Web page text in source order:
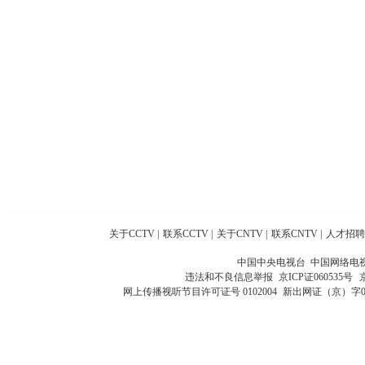
关于CCTV | 联系CCTV | 关于CNTV | 联系CNTV | 人才招聘
中国中央电视台 中国网络电
违法和不良信息举报 京ICP证060535号
网上传播视听节目许可证号 0102004 新出网证（京）